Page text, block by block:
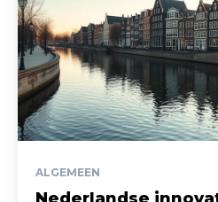
ALGEMEEN